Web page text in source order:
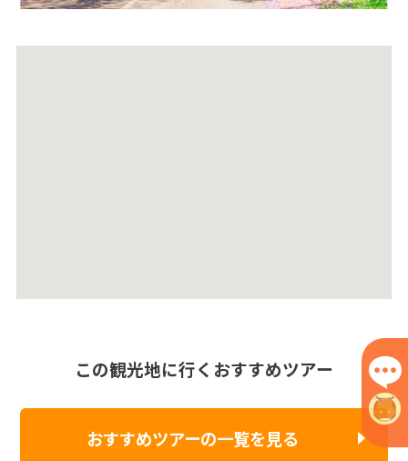
この観光地に行くおすすめツアー
おすすめツアーの一覧を見る